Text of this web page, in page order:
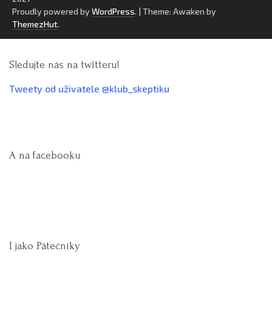
Proudly powered by WordPress. | Theme: Awaken by
ThemezHut.
Sledujte nás na twitteru!
Tweety od uživatele @klub_skeptiku
A na facebooku
I jako Pátečníky